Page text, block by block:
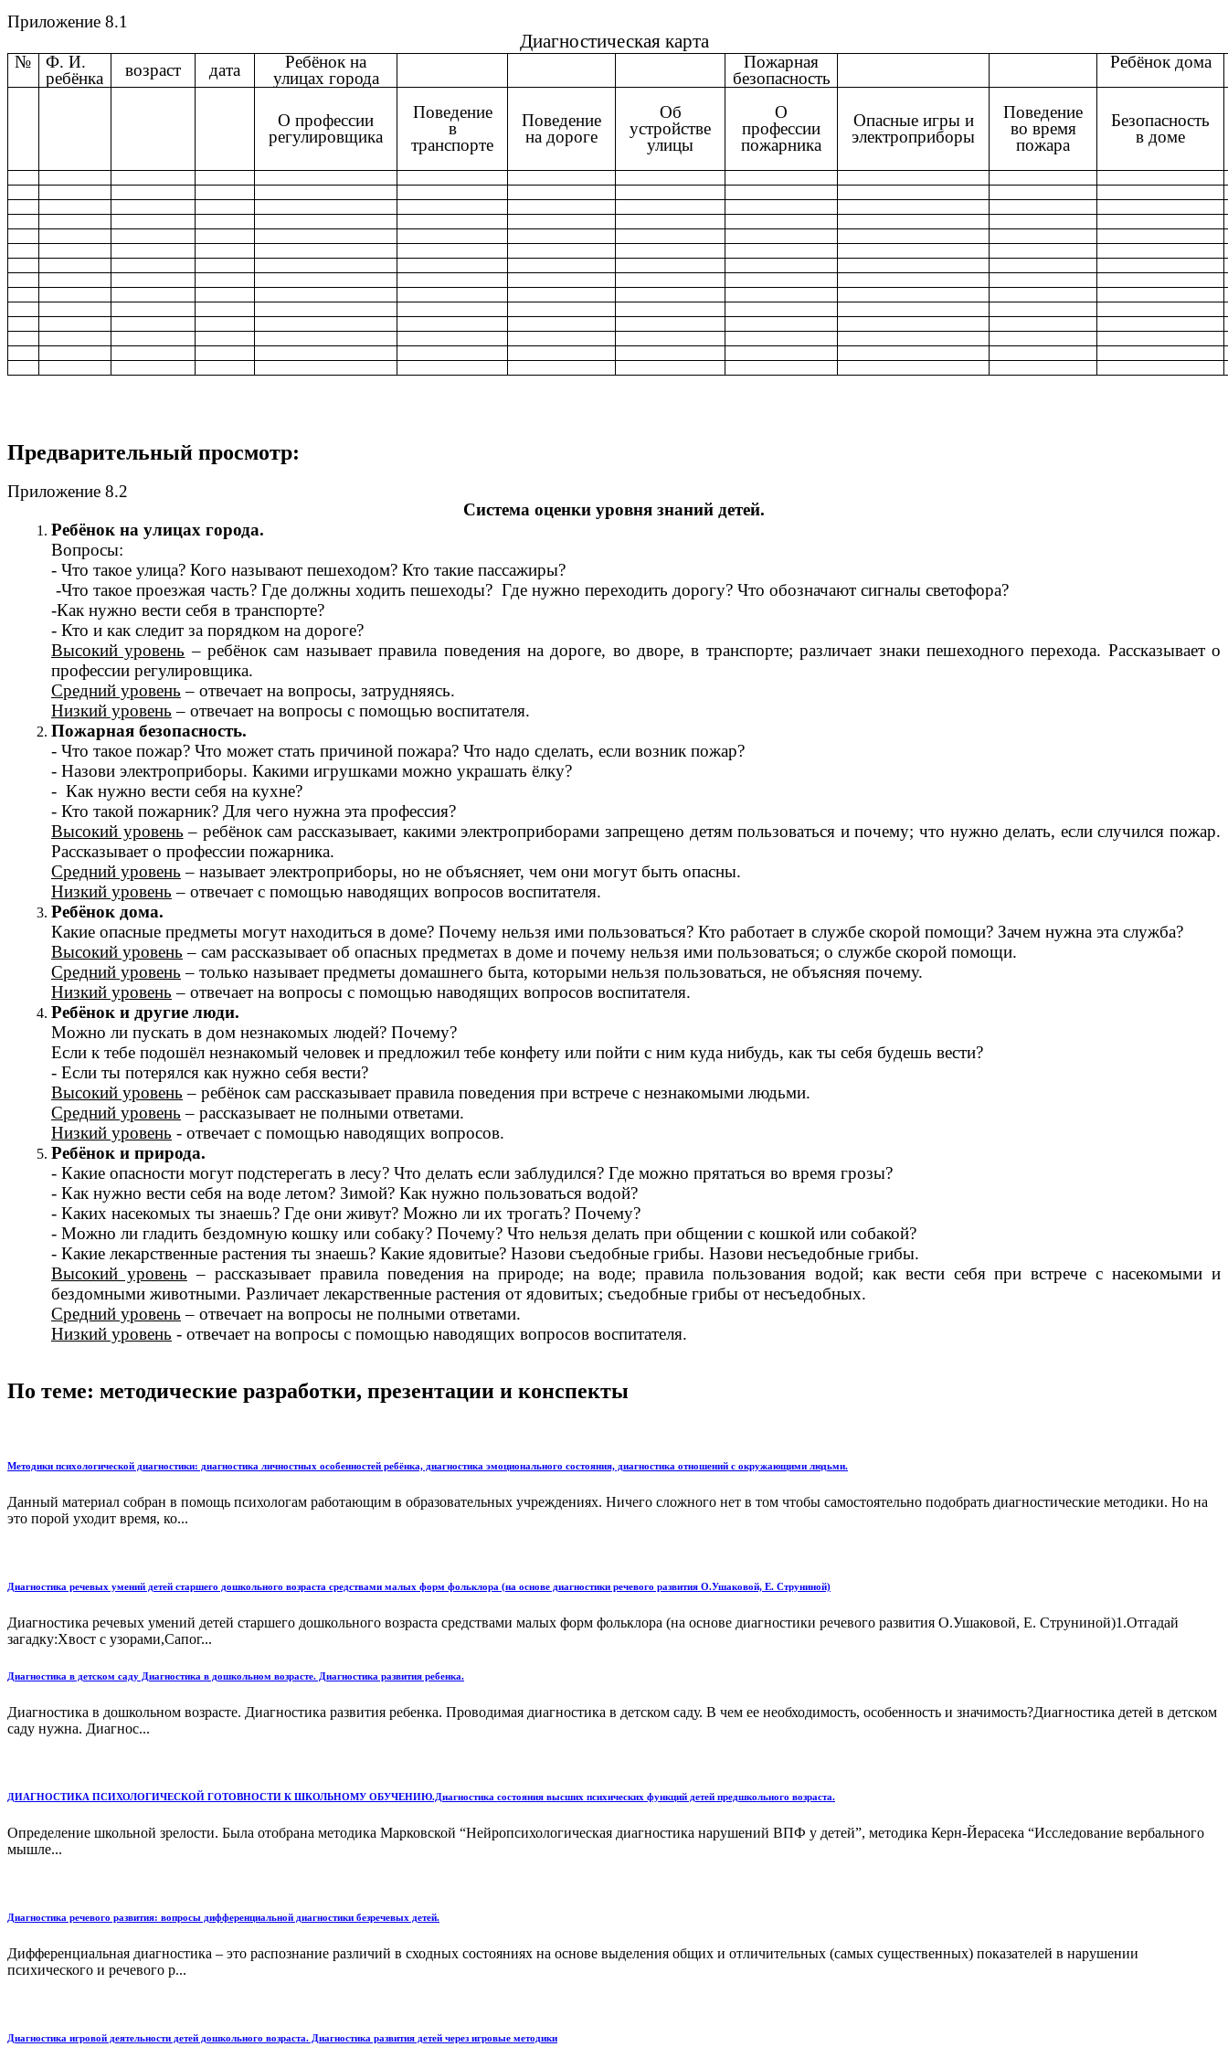
Приложение 8.1
Диагностическая карта
№
Ф. И.
ребёнка
возраст дата
Ребёнок на
улицах города
Пожарная
безопасность
Ребёнок дома
О профессии
регулировщика
Поведение
в
транспорте
Поведение
на дороге
Об
устройстве
улицы
О
профессии
пожарника
Опасные игры и
электроприборы
Поведение
во время
пожара
Безопасность
в доме
Предварительный просмотр:
Приложение 8.2
Система оценки уровня знаний детей.
Ребёнок на улицах города.
Вопросы:
- Что такое улица? Кого называют пешеходом? Кто такие пассажиры?
-Что такое проезжая часть? Где должны ходить пешеходы? Где нужно переходить дорогу? Что обозначают сигналы светофора?
-Как нужно вести себя в транспорте?
- Кто и как следит за порядком на дороге?
Высокий уровень – ребёнок сам называет правила поведения на дороге, во дворе, в транспорте; различает знаки пешеходного перехода. Рассказывает о
профессии регулировщика.
Средний уровень – отвечает на вопросы, затрудняясь.
Низкий уровень – отвечает на вопросы с помощью воспитателя.
Пожарная безопасность.
- Что такое пожар? Что может стать причиной пожара? Что надо сделать, если возник пожар?
- Назови электроприборы. Какими игрушками можно украшать ёлку?
- Как нужно вести себя на кухне?
- Кто такой пожарник? Для чего нужна эта профессия?
Высокий уровень – ребёнок сам рассказывает, какими электроприборами запрещено детям пользоваться и почему; что нужно делать, если случился пожар.
Рассказывает о профессии пожарника.
Средний уровень – называет электроприборы, но не объясняет, чем они могут быть опасны.
Низкий уровень – отвечает с помощью наводящих вопросов воспитателя.
Ребёнок дома.
Какие опасные предметы могут находиться в доме? Почему нельзя ими пользоваться? Кто работает в службе скорой помощи? Зачем нужна эта служба?
Высокий уровень – сам рассказывает об опасных предметах в доме и почему нельзя ими пользоваться; о службе скорой помощи.
Средний уровень – только называет предметы домашнего быта, которыми нельзя пользоваться, не объясняя почему.
Низкий уровень – отвечает на вопросы с помощью наводящих вопросов воспитателя.
Ребёнок и другие люди.
Можно ли пускать в дом незнакомых людей? Почему?
Если к тебе подошёл незнакомый человек и предложил тебе конфету или пойти с ним куда нибудь, как ты себя будешь вести?
- Если ты потерялся как нужно себя вести?
Высокий уровень – ребёнок сам рассказывает правила поведения при встрече с незнакомыми людьми.
Средний уровень – рассказывает не полными ответами.
Низкий уровень - отвечает с помощью наводящих вопросов.
Ребёнок и природа.
- Какие опасности могут подстерегать в лесу? Что делать если заблудился? Где можно прятаться во время грозы?
- Как нужно вести себя на воде летом? Зимой? Как нужно пользоваться водой?
- Каких насекомых ты знаешь? Где они живут? Можно ли их трогать? Почему?
- Можно ли гладить бездомную кошку или собаку? Почему? Что нельзя делать при общении с кошкой или собакой?
- Какие лекарственные растения ты знаешь? Какие ядовитые? Назови съедобные грибы. Назови несъедобные грибы.
Высокий уровень – рассказывает правила поведения на природе; на воде; правила пользования водой; как вести себя при встрече с насекомыми и
бездомными животными. Различает лекарственные растения от ядовитых; съедобные грибы от несъедобных.
Средний уровень – отвечает на вопросы не полными ответами.
Низкий уровень - отвечает на вопросы с помощью наводящих вопросов воспитателя.
По теме: методические разработки, презентации и конспекты
Методики психологической диагностики: диагностика личностных особенностей ребёнка, диагностика эмоционального состояния, диагностика отношений с окружающими людьми.
Данный материал собран в помощь психологам работающим в образовательных учреждениях. Ничего сложного нет в том чтобы самостоятельно подобрать диагностические методики. Но на
это порой уходит время, ко...
Диагностика речевых умений детей старшего дошкольного возраста средствами малых форм фольклора (на основе диагностики речевого развития О.Ушаковой, Е. Струниной)
Диагностика речевых умений детей старшего дошкольного возраста средствами малых форм фольклора (на основе диагностики речевого развития О.Ушаковой, Е. Струниной)1.Отгадай
загадку:Хвост с узорами,Сапог...
Диагностика в детском саду Диагностика в дошкольном возрасте. Диагностика развития ребенка.
Диагностика в дошкольном возрасте. Диагностика развития ребенка. Проводимая диагностика в детском саду. В чем ее необходимость, особенность и значимость?Диагностика детей в детском
саду нужна. Диагнос...
ДИАГНОСТИКА ПСИХОЛОГИЧЕСКОЙ ГОТОВНОСТИ К ШКОЛЬНОМУ ОБУЧЕНИЮ.Диагностика состояния высших психических функций детей предшкольного возраста.
Определение школьной зрелости. Была отобрана методика Марковской “Нейропсихологическая диагностика нарушений ВПФ у детей”, методика Керн-Йерасека “Исследование вербального
мышле...
Диагностика речевого развития: вопросы дифференциальной диагностики безречевых детей.
Дифференциальная диагностика – это распознание различий в сходных состояниях на основе выделения общих и отличительных (самых существенных) показателей в нарушении
психического и речевого р...
Диагностика игровой деятельности детей дошкольного возраста. Диагностика развития детей через игровые методики